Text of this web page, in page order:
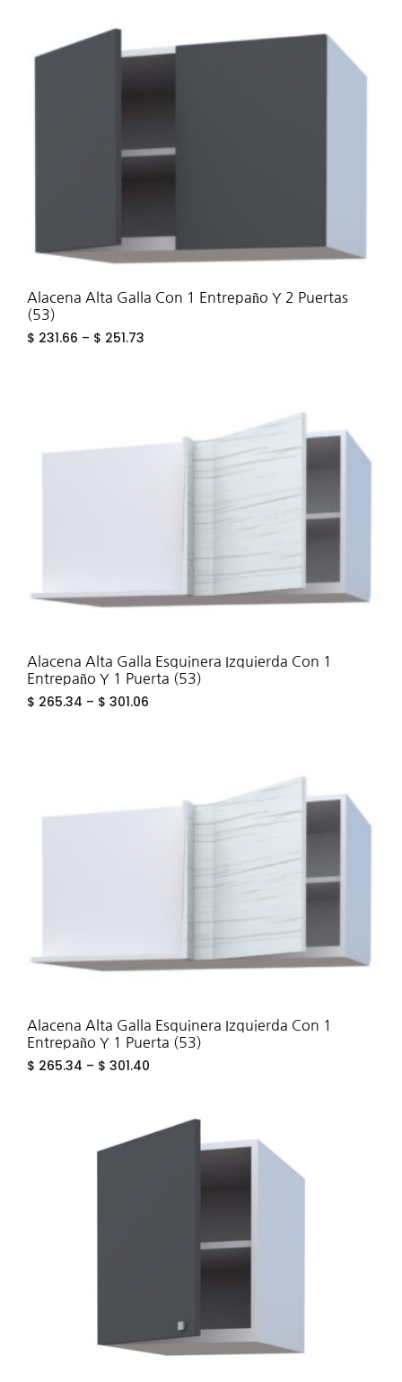
Alacena Alta Galla Con 1 Entrepaño Y 2 Puertas
(53)
$ 231.66 – $ 251.73
Alacena Alta Galla Esquinera Izquierda Con 1
Entrepaño Y 1 Puerta (53)
$ 265.34 – $ 301.06
Alacena Alta Galla Esquinera Izquierda Con 1
Entrepaño Y 1 Puerta (53)
$ 265.34 – $ 301.40